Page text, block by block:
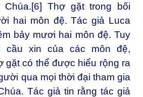
[6] Thợ gặt trong bối
hai môn đệ. Tác giả Luca
bảy mươi hai môn đệ. Tuy
cầu xin của các môn đệ,
gặt có thể được hiểu rộng ra
qua mọi thời đại tham gia
Tác giả tin rằng tác giả